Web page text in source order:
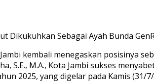
Dikukuhkan Sebagai Ayah Bunda
kembali menegaskan posisinya
S.E., M.A., Kota Jambi sukses
2025, yang digelar pada Kamis (31/